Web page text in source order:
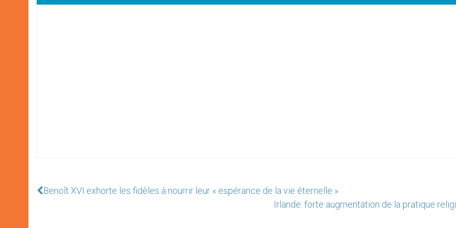
Benoît XVI exhorte les fidèles à nourrir leur « espérance de la vie éternelle »
Irlande: forte augmentation de la pratique